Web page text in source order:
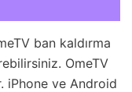
ban kaldırma
OmeTV
iPhone ve Android